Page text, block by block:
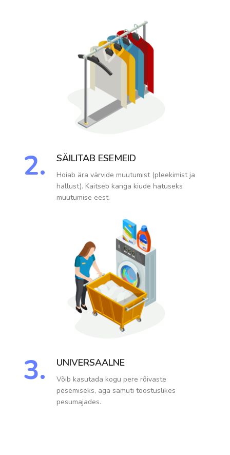
2. SÄILITAB ESEMEID
Hoiab ära värvide muutumist (pleekimist ja
hallust). Kaitseb kanga kiude hatuseks
muutumise eest.
3. UNIVERSAALNE
Võib kasutada kogu pere rõivaste
pesemiseks, aga samuti tööstuslikes
pesumajades.